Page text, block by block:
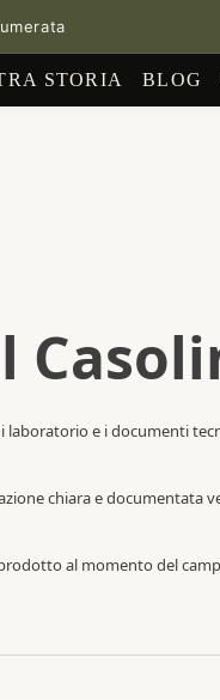
STORIA BLOG
laboratorio e i documenti
chiara e documentata
al momento del